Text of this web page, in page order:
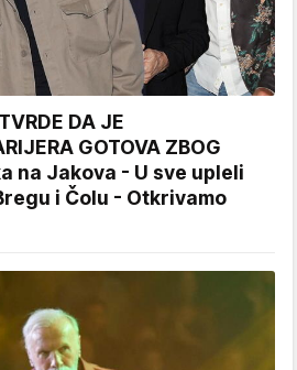
DA JE
GOTOVA ZBOG
na Jakova - U sve upleli
i Čolu - Otkrivamo